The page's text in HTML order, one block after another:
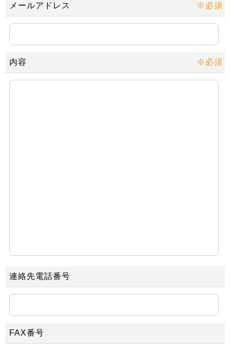
メールアドレス ※必須
内容 ※必須
連絡先電話番号
FAX番号